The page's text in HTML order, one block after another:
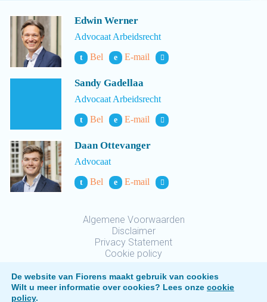
Edwin Werner
Advocaat Arbeidsrecht
t Bel e E-mail
Sandy Gadellaa
Advocaat Arbeidsrecht
t Bel e E-mail
Daan Ottevanger
Advocaat
t Bel e E-mail
Algemene Voorwaarden
Disclaimer
Privacy Statement
Cookie policy
De website van Fiorens maakt gebruik van cookies
Wilt u meer informatie over cookies? Lees onze cookie
policy.